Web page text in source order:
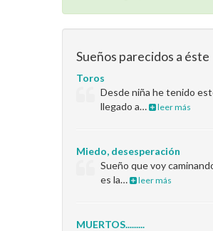
Sueños parecidos a éste
Toros
Desde niña he tenido
llegado a…
leer más
Miedo, desesperación
Sueño que voy
es la…
leer más
MUERTOS.........